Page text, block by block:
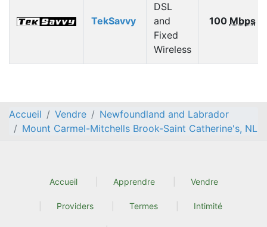
TekSavvy
DSL
and
Fixed
Wireless
100 Mbps
Accueil Vendre
Newfoundland and Labrador
Mount Carmel-Mitchells Brook-Saint Catherine's, NL
Accueil Apprendre Vendre
Providers Termes Intimité